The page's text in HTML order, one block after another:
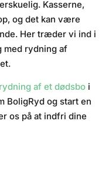
Kasserne,
og det kan være
Her træder vi ind i
med rydning af
rydning af et dødsbo i
BoligRyd og start en
os på at indfri dine